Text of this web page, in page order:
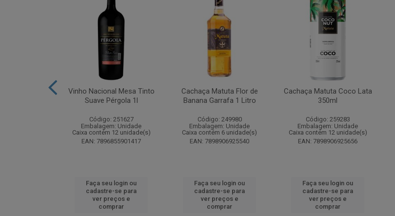
Vinho Nacional Mesa Tinto
Suave Pérgola 1l
Código: 251627
Embalagem: Unidade
Caixa contém 12 unidade(s)
EAN: 7896855901417
Faça seu login ou
cadastre-se para
ver preços e
comprar
Cachaça Matuta Flor de
Banana Garrafa 1 Litro
Código: 249980
Embalagem: Unidade
Caixa contém 6 unidade(s)
EAN: 7898906925540
Faça seu login ou
cadastre-se para
ver preços e
comprar
Cachaça Matuta Coco Lata
350ml
Código: 259283
Embalagem: Unidade
Caixa contém 12 unidade(s)
EAN: 7898906925656
Faça seu login ou
cadastre-se para
ver preços e
comprar